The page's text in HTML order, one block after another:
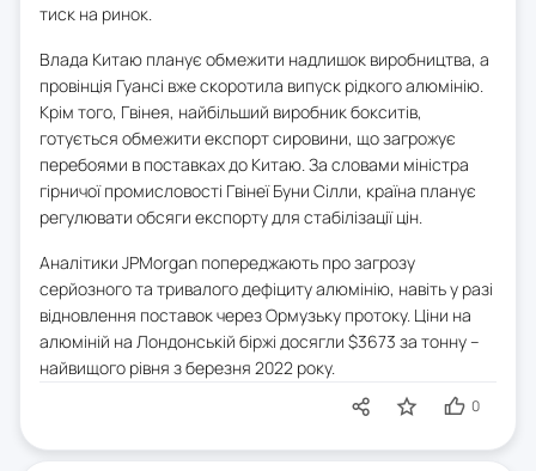
тиск на ринок.
Влада Китаю планує обмежити надлишок виробництва, а
провінція Гуансі вже скоротила випуск рідкого алюмінію.
Крім того, Гвінея, найбільший виробник бокситів,
готується обмежити експорт сировини, що загрожує
перебоями в поставках до Китаю. За словами міністра
гірничої промисловості Гвінеї Буни Сілли, країна планує
регулювати обсяги експорту для стабілізації цін.
Аналітики JPMorgan попереджають про загрозу
серйозного та тривалого дефіциту алюмінію, навіть у разі
відновлення поставок через Ормузьку протоку. Ціни на
алюміній на Лондонській біржі досягли $3673 за тонну –
найвищого рівня з березня 2022 року.
0